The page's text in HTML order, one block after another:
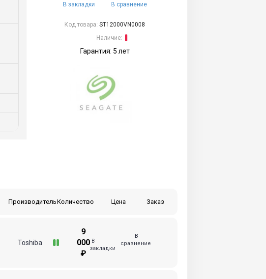
В закладки В сравнение
Код товара:ST12000VN0008
Наличие:
Гарантия: 5 лет
ПроизводительКоличество Цена Заказ
Toshiba
9
000
₽
В
закладки
В
сравнение